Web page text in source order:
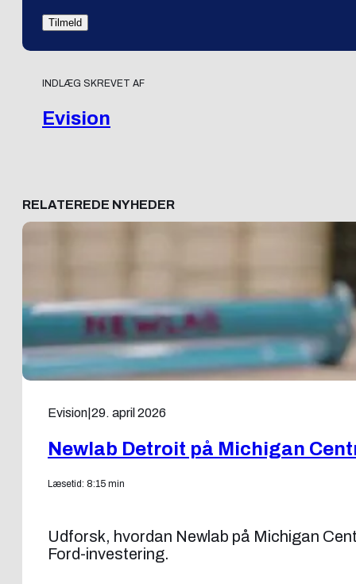
INDLÆG SKREVET AF
Evision
RELATEREDE NYHEDER
Evision 29. april 2026
Newlab Detroit på Michigan
Læsetid: 8:15 min
Udforsk, hvordan Newlab på Michigan
Ford-investering.